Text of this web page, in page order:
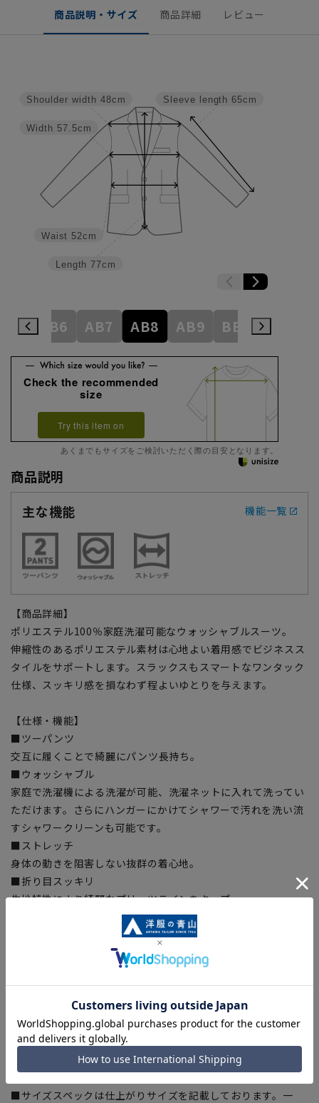
商品説明・サイズ 商品詳細 レビュー
Sleeve length 65cm
Length 77cm
Waist 52cm
Width 57.5cm
Shoulder width 48cm
AB6 AB7 AB8 AB9 BE3 BE4
Check the recommended
size
Try this item on
あくまでもサイズをご検討いただく際の目安となります。
商品説明
主な機能
機能一覧
【商品詳細】
ポリエステル100％家庭洗濯可能なウォッシャブルスーツ。
伸縮性のあるポリエステル素材は心地よい着用感でビジネスス
タイルをサポートします。スラックスもスマートなワンタック
仕様、スッキリ感を損なわず程よいゆとりを与えます。
【仕様・機能】
■ツーパンツ
交互に履くことで綺麗にパンツ長持ち。
■ウォッシャブル
家庭で洗濯機による洗濯が可能、洗濯ネットに入れて洗ってい
ただけます。さらにハンガーにかけてシャワーで汚れを洗い流
すシャワークリーンも可能です。
■ストレッチ
身体の動きを阻害しない抜群の着心地。
■折り目スッキリ
生地特性により綺麗なプリーツラインをキープ。
【シルエット】《やや細め(スッキリ)》(当社比)
【商品に関するご注意】
■商品画像はサンプルのため、色味やサイズ等の仕様に変更が
ある場合がございますので、予めご了承ください。
■ゆとり感には個人差があります。サイズ表を確認の上、ご購
入の目安としてご利用ください。
■生地や仕様・デザインにより、着用感や実際のサイズ表に若
干の誤差が生じる場合がございます。予めご了承ください。
■サイズスペックは仕上がりサイズを記載しております。一